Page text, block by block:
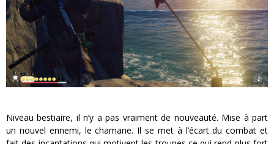
Niveau bestiaire, il n’y a pas vraiment de nouveauté. Mise à part
un nouvel ennemi, le chamane. Il se met à l’écart du combat et